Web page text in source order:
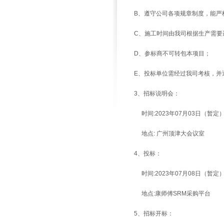
B、遵守公司各项规章制度，能
C、施工时间由我司根据生产需
D、 参标商不可转包本项目 ；
E、投标单位需经过我司考核，
3、招标说明会：
时间:2023年07月03日（暂定
地点: 广州顶津大会议室
4、投标：
时间:2023年07月08日（暂定
地点:康师傅SRM采购平台
5、招标开标：